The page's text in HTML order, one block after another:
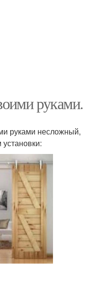
руками.
руками несложный,